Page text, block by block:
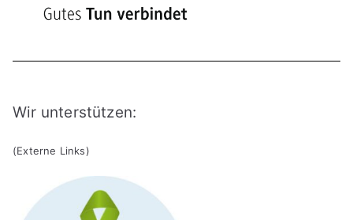
Wir unterstützen:
(Externe Links)